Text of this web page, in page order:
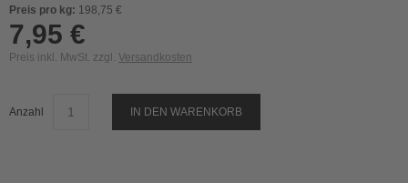
Preis pro kg: 198,75 €
7,95 €
Preis inkl. MwSt. zzgl. Versandkosten
Anzahl IN DEN WARENKORB